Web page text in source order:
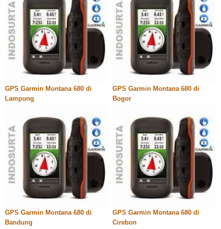
GPS Garmin Montana 680 di
Lampung
GPS Garmin Montana 680 di
Bogor
GPS Garmin Montana 680 di
Bandung
GPS Garmin Montana 680 di
Cirebon